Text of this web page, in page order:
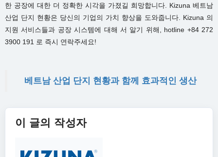
한 공장에 대한 더 정확한 시각을 가졌길 희망합니다. Kizuna 베트남
산업 단지 현황은 당신의 기업의 가치 향상을 도와줍니다. Kizuna 의
지원 서비스들과 공장 시스템에 대해 서 알기 위해, hotline +84 272
3900 191 로 즉시 연락주세요!
베트남 산업 단지 현황과 함께 효과적인 생산
이 글의 작성자